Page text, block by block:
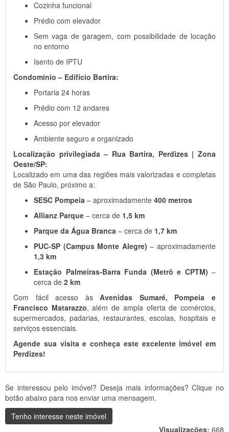
Cozinha funcional
Prédio com elevador
Sem vaga de garagem, com possibilidade de locação
no entorno
Isento de IPTU
Condomínio – Edifício Bartira:
Portaria 24 horas
Prédio com 12 andares
Acesso por elevador
Ambiente seguro e organizado
Localização privilegiada – Rua Bartira, Perdizes | Zona
Oeste/SP:
Localizado em uma das regiões mais valorizadas e completas
de São Paulo, próximo a:
SESC Pompeia – aproximadamente 400 metros
Allianz Parque – cerca de 1,5 km
Parque da Água Branca – cerca de 1,7 km
PUC-SP (Campus Monte Alegre) – aproximadamente
1,3 km
Estação Palmeiras-Barra Funda (Metrô e CPTM) –
cerca de 2 km
Com fácil acesso àsAvenidas Sumaré, Pompeia e
Francisco Matarazzo, além de ampla oferta de comércios,
supermercados, padarias, restaurantes, escolas, hospitais e
serviços essenciais.
Agende sua visita e conheça este excelente imóvel em
Perdizes!
Se interessou pelo imóvel? Deseja mais informações? Clique no
botão abaixo para nos enviar uma mensagem.
Tenho interesse neste imóvel
Visualizações: 668